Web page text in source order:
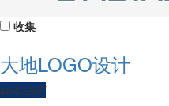
收集
大地LOGO设计
#0A326F